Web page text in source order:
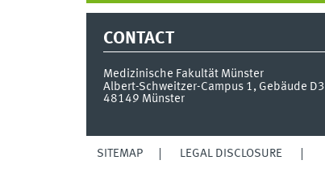
CONTACT
Medizinische Fakultät Münster
Albert-Schweitzer-Campus 1, Gebäude D3
48149 Münster
SITEMAP LEGAL DISCLOSURE